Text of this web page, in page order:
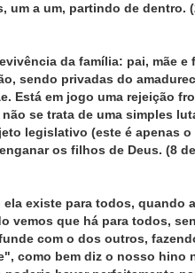
um a um, partindo de dentro.
da família: pai, mãe
sendo privadas do
Está em jogo uma rejeição
se trata de uma simples
legislativo (este é apenas
os filhos de Deus. (8
existe para todos, quando
vemos que há para todos,
com o dos outros,
como bem diz o nosso hino